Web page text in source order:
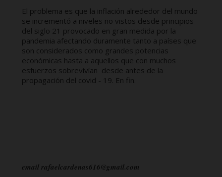
El problema es que la inflación alrededor del mundo
se incrementó a niveles no vistos desde principios
del siglo 21 provocado en gran medida por la
pandemia afectando duramente tanto a países que
son considerados como grandes potencias
económicas hasta a aquellos que con muchos
esfuerzos sobrevivían desde antes de la
propagación del covid - 19. En fin.
email rafaelcardenas616@gmail.com